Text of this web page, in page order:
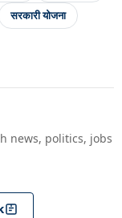
सरकारी योजना
news, politics, jobs